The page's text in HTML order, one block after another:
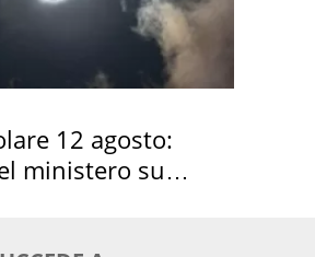
12 agosto:
ministero su